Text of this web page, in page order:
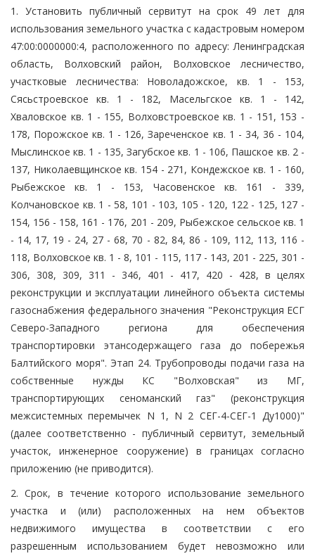
1. Установить публичный сервитут на срок 49 лет для
использования земельного участка с кадастровым номером
47:00:0000000:4, расположенного по адресу: Ленинградская
область, Волховский район, Волховское лесничество,
участковые лесничества: Новоладожское, кв. 1 - 153,
Сясьстроевское кв. 1 - 182, Масельгское кв. 1 - 142,
Хваловское кв. 1 - 155, Волховстроевское кв. 1 - 151, 153 -
178, Порожское кв. 1 - 126, Зареченское кв. 1 - 34, 36 - 104,
Мыслинское кв. 1 - 135, Загубское кв. 1 - 106, Пашское кв. 2 -
137, Николаевщинское кв. 154 - 271, Кондежское кв. 1 - 160,
Рыбежское кв. 1 - 153, Часовенское кв. 161 - 339,
Колчановское кв. 1 - 58, 101 - 103, 105 - 120, 122 - 125, 127 -
154, 156 - 158, 161 - 176, 201 - 209, Рыбежское сельское кв. 1
- 14, 17, 19 - 24, 27 - 68, 70 - 82, 84, 86 - 109, 112, 113, 116 -
118, Волховское кв. 1 - 8, 101 - 115, 117 - 143, 201 - 225, 301 -
306, 308, 309, 311 - 346, 401 - 417, 420 - 428, в целях
реконструкции и эксплуатации линейного объекта системы
газоснабжения федерального значения "Реконструкция ЕСГ
Северо-Западного региона для обеспечения
транспортировки этансодержащего газа до побережья
Балтийского моря". Этап 24. Трубопроводы подачи газа на
собственные нужды КС "Волховская" из МГ,
транспортирующих сеноманский газ" (реконструкция
межсистемных перемычек N 1, N 2 СЕГ-4-СЕГ-1 Ду1000)"
(далее соответственно - публичный сервитут, земельный
участок, инженерное сооружение) в границах согласно
приложению (не приводится).
2. Срок, в течение которого использование земельного
участка и (или) расположенных на нем объектов
недвижимого имущества в соответствии с его
разрешенным использованием будет невозможно или